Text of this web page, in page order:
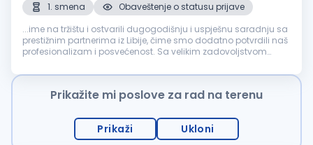
1. smena
Obaveštenje o statusu prijave
...ime na tržištu i ostvarili dugogodišnju i uspješnu saradnju sa
prestižnim partnerima iz Libije, čime smo dodatno potvrdili naš
profesionalizam i posvećenost. Sa velikim zadovoljstvom
plata...
Prikažite mi poslove za rad na terenu
Prikaži Ukloni